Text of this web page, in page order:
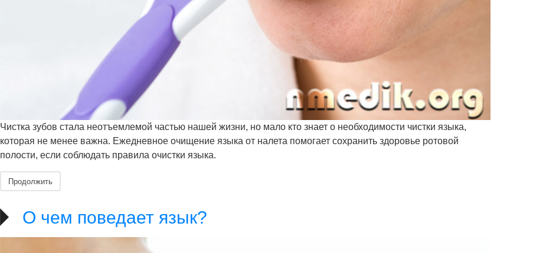
Чистка зубов стала неотъемлемой частью нашей жизни, но мало кто знает о необходимости чистки языка,
которая не менее важна. Ежедневное очищение языка от налета помогает сохранить здоровье ротовой
полости, если соблюдать правила очистки языка.
Продолжить
О чем поведает язык?